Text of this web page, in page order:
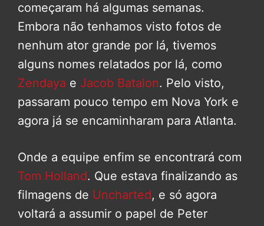
começaram há algumas semanas.
Embora não tenhamos visto fotos de
nenhum ator grande por lá, tivemos
alguns nomes relatados por lá, como
Zendaya e Jacob Batalon. Pelo visto,
passaram pouco tempo em Nova York e
agora já se encaminharam para Atlanta.
Onde a equipe enfim se encontrará com
Tom Holland. Que estava finalizando as
filmagens de Uncharted, e só agora
voltará a assumir o papel de Peter